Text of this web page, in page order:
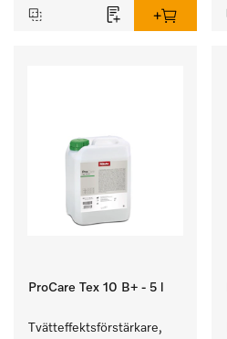
ProCare Tex 10 B+ - 5 l
Tvätteffektsförstärkare,